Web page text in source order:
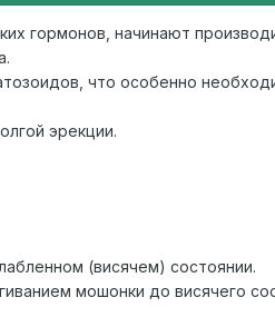
гормонов, начинают
что особенно
эрекции.
(висячем) состоянии.
мошонки до висячего